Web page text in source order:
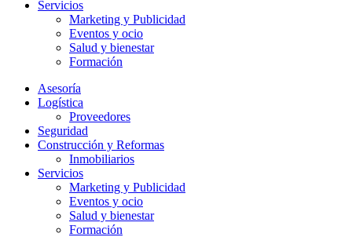
Servicios
Marketing y Publicidad
Eventos y ocio
Salud y bienestar
Formación
Asesoría
Logística
Proveedores
Seguridad
Construcción y Reformas
Inmobiliarios
Servicios
Marketing y Publicidad
Eventos y ocio
Salud y bienestar
Formación